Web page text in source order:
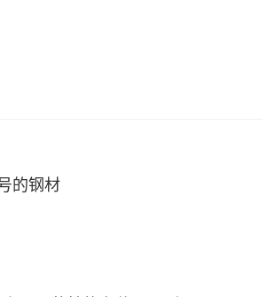
的钢材